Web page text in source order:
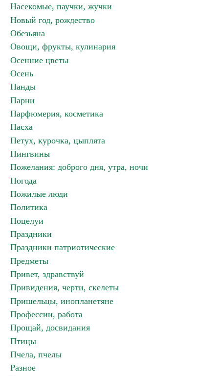
Насекомые, паучки, жучки
Новый год, рождество
Обезьяна
Овощи, фрукты, кулинария
Осенние цветы
Осень
Панды
Парни
Парфюмерия, косметика
Пасха
Петух, курочка, цыплята
Пингвины
Пожелания: доброго дня, утра, ночи
Погода
Пожилые люди
Политика
Поцелуи
Праздники
Праздники патриотические
Предметы
Привет, здравствуй
Привидения, черти, скелеты
Пришельцы, инопланетяне
Профессии, работа
Прощай, досвидания
Птицы
Пчела, пчелы
Разное